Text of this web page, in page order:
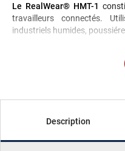
Le RealWear® HMT-1
travailleurs connectés.
industriels humides,
Description